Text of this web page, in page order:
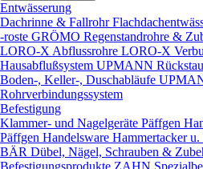
Entwässerung
Dachrinne & Fallrohr
-roste GRÖMO Regenstandrohre &
LORO-X Abflussrohre LORO-X
Hausabflußsystem UPMANN
Boden-, Keller-, Duschabläufe
Rohrverbindungssystem
Befestigung
Klammer- und Nagelgeräte Päffgen
Päffgen Handelsware Hammertacker
BÄR Dübel, Nägel, Schrauben &
Befestigungsprodukte ZAHN